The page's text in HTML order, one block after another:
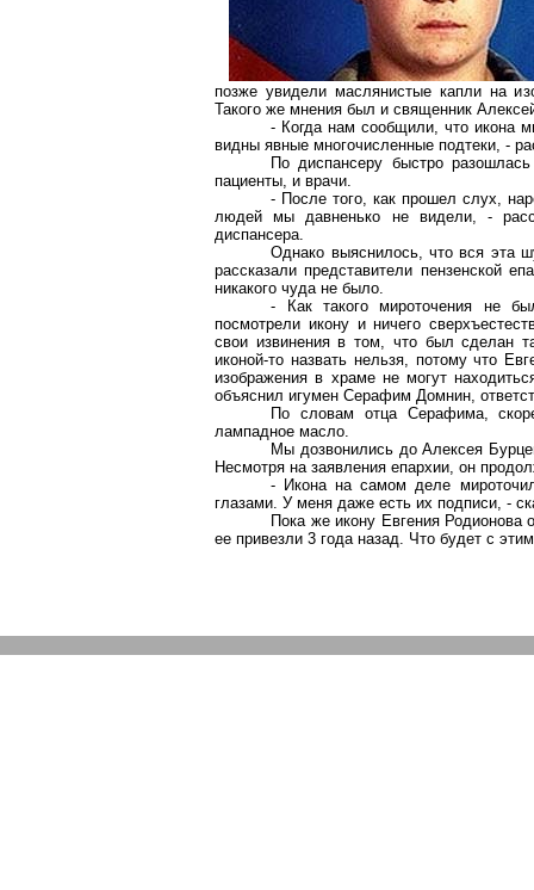
позже увидели маслянистые капли на
Такого же мнения был и священник
- Когда нам сообщили, что икона
видны явные многочисленные подтеки, -
По диспансеру быстро
пациенты, и врачи.
- После того, как прошел слух,
людей мы давненько не видели, -
диспансера.
Однако выяснилось, что вся эта
рассказали представители пензенской
никакого чуда не было.
- Как такогомироточения не
посмотрели икону и ничего
свои извинения в том, что был сделан
иконой-то назвать нельзя, потому что
изображения в храме не могут
объяснил игумен Серафим Домнин,
По словам отца Серафима,
лампадное масло.
Мы дозвонились до Алексея
Несмотря на заявления епархии, он
- Икона на самом деле
глазами. У меня даже есть их подписи, -
Пока же икону Евгения Родионова
ее привезли 3 года назад. Что будет с